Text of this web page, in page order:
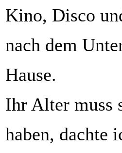
Kino, Disco
nach dem
Hause.
Ihr Alter muss
haben, dachte